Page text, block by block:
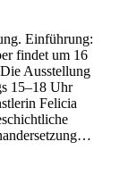
Einführung:
findet um 16
Ausstellung
15–18 Uhr
Felicia